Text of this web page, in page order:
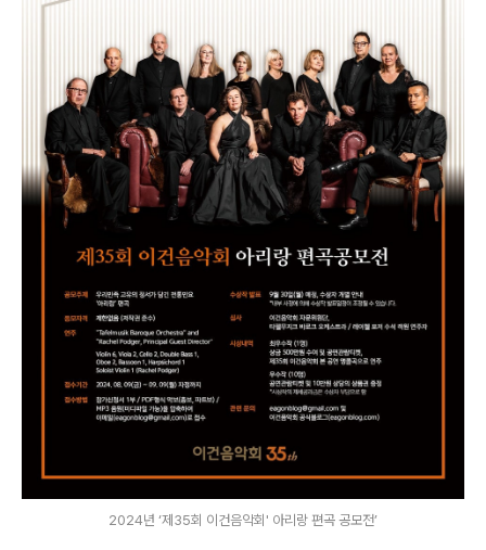
2024년 ‘제35회 이건음악회' 아리랑 편곡 공모전’